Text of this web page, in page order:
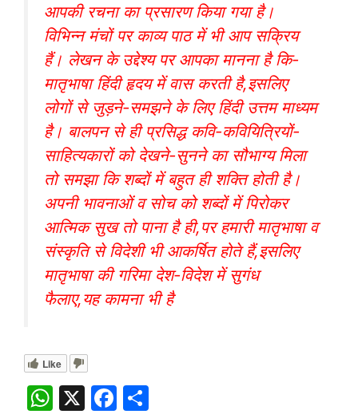
आपकी रचना का प्रसारण किया गया है।
विभिन्न मंचों पर काव्य पाठ में भी आप सक्रिय
हैं। लेखन के उद्देश्य पर आपका मानना है कि-
मातृभाषा हिंदी हृदय में वास करती है,इसलिए
लोगों से जुड़ने-समझने के लिए हिंदी उत्तम माध्यम
है। बालपन से ही प्रसिद्ध कवि-कवियित्रियों-
साहित्यकारों को देखने-सुनने का सौभाग्य मिला
तो समझा कि शब्दों में बहुत ही शक्ति होती है।
अपनी भावनाओं व सोच को शब्दों में पिरोकर
आत्मिक सुख तो पाना है ही,पर हमारी मातृभाषा व
संस्कृति से विदेशी भी आकर्षित होते हैं,इसलिए
मातृभाषा की गरिमा देश-विदेश में सुगंध
फैलाए,यह कामना भी है
Like
W X
F